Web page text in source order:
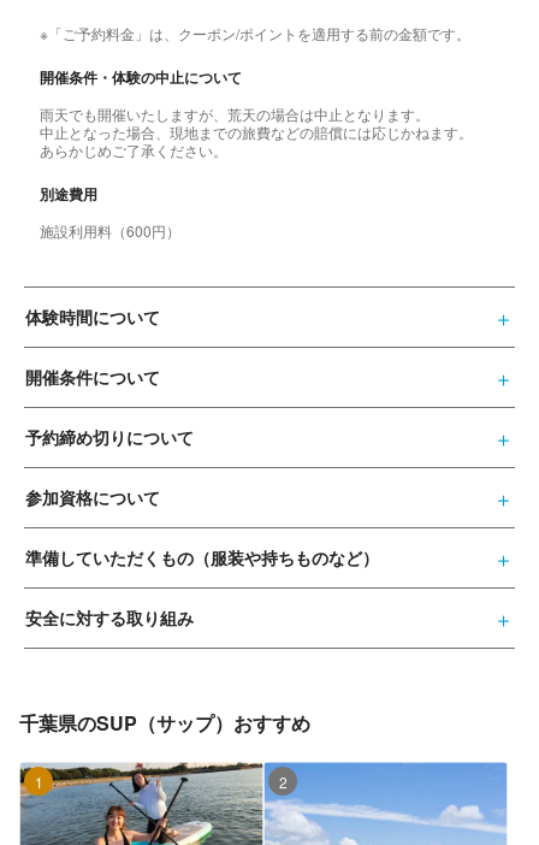
※「ご予約料金」は、クーポン/ポイントを適用する前の金額です。
開催条件・体験の中止について
雨天でも開催いたしますが、荒天の場合は中止となります。
中止となった場合、現地までの旅費などの賠償には応じかねます。
あらかじめご了承ください。
別途費用
施設利用料（600円）
体験時間について
開催条件について
予約締め切りについて
参加資格について
準備していただくもの（服装や持ちものなど）
安全に対する取り組み
千葉県のSUP（サップ）おすすめ
1位